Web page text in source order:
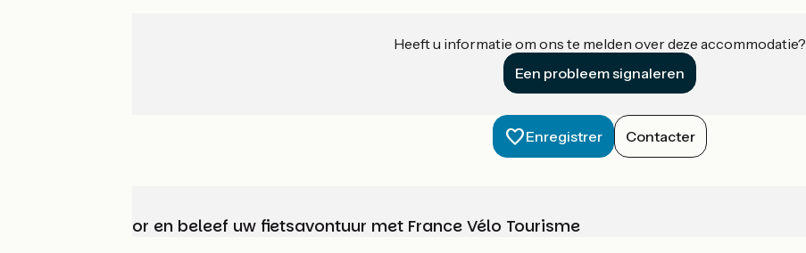
Heeft u informatie om ons te melden over deze accommodatie?
Een probleem signaleren
Enregistrer Contacter
Kies, bereid voor en beleef uw fietsavontuur met France Vélo Tourisme